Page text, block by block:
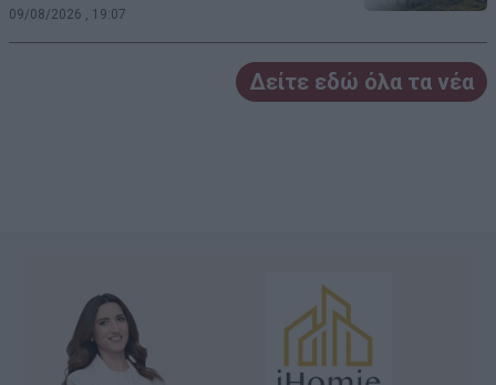
09/08/2026 , 19:07
Δείτε εδώ όλα τα νέα